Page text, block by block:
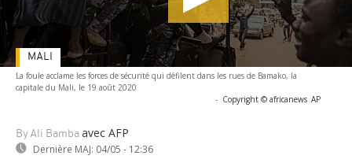
La foule acclame les forces de sécurité qui défilent dans les rues de Bamako, la
capitale du Mali, le 19 août 2020
- Copyright © africanews AP
By Ali Bamba avec AFP
Dernière MAJ: 04/05 - 12:36
MALI